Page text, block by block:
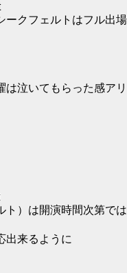
ークフェルトはフル出場
は泣いてもらった感アリ
ト）は開演時間次第では
出来るように